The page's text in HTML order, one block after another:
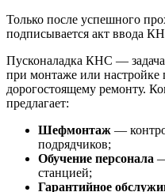
Только после успешного
подписывается акт ввода
Пусконаладка КНС —
при монтаже или настройке
дорогостоящему ремонту.
предлагает:
Шефмонтаж —
подрядчиков;
Обучение персонала
станцией;
Гарантийное